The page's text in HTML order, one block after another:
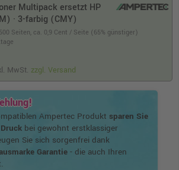
Multipack ersetzt HP
· 3-farbig (CMY)
Seiten, ca. 0,9 Cent / Seite (65% günstiger)
MwSt. zzgl. Versand
Ampertec Produkt sparen Sie
bei gewohnt erstklassiger
Sie sich sorgenfrei dank
Garantie- die auch Ihren